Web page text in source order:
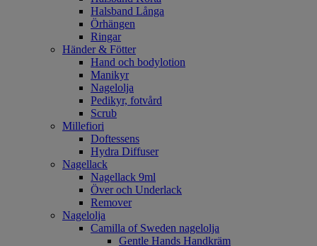
Halsband Långa
Örhängen
Ringar
Händer & Fötter
Hand och bodylotion
Manikyr
Nagelolja
Pedikyr, fotvård
Scrub
Millefiori
Doftessens
Hydra Diffuser
Nagellack
Nagellack 9ml
Över och Underlack
Remover
Nagelolja
Camilla of Sweden nagelolja
Gentle Hands Handkräm